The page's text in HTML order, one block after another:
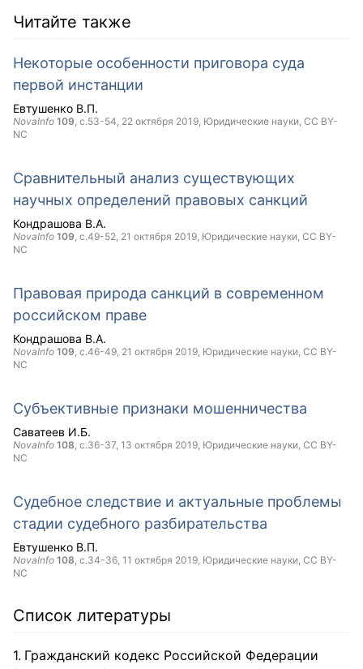
Читайте также
Некоторые особенности приговора суда
первой инстанции
Евтушенко В.П.
NovaInfo 109, с.53-54, 22 октября 2019, Юридические науки, CC BY-
NC
Сравнительный анализ существующих
научных определений правовых санкций
Кондрашова В.А.
NovaInfo 109, с.49-52, 21 октября 2019, Юридические науки, CC BY-
NC
Правовая природа санкций в современном
российском праве
Кондрашова В.А.
NovaInfo 109, с.46-49, 21 октября 2019, Юридические науки, CC BY-
NC
Субъективные признаки мошенничества
Саватеев И.Б.
NovaInfo 108, с.36-37, 13 октября 2019, Юридические науки, CC BY-
NC
Судебное следствие и актуальные проблемы
стадии судебного разбирательства
Евтушенко В.П.
NovaInfo 108, с.34-36, 11 октября 2019, Юридические науки, CC BY-
NC
Список литературы
Гражданский кодекс Российской Федерации